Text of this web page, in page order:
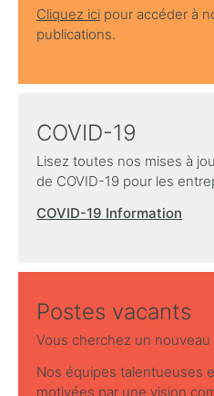
Cliquez ici pour accéder à
publications.
COVID-19
Lisez toutes nos mises à
de COVID-19 pour les
COVID-19 Information
Postes vacants
Vous cherchez un nouveau
Nos équipes talentueuses
motivées par une vision